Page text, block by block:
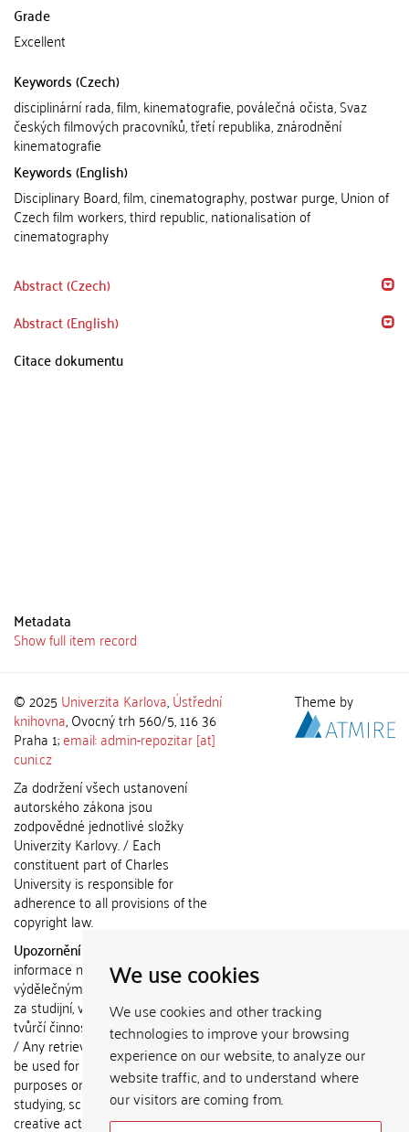
We use cookies
We use cookies and other tracking
technologies to improve your browsing
experience on our website, to analyze our
website traffic, and to understand where
our visitors are coming from.
Grade
Excellent
Keywords (Czech)
disciplinární rada, film, kinematografie, poválečná očista, Svaz
českých filmových pracovníků, třetí republika, znárodnění
kinematografie
Keywords (English)
Disciplinary Board, film, cinematography, postwar purge, Union of
Czech film workers, third republic, nationalisation of
cinematography
Abstract (Czech)
Abstract (English)
Citace dokumentu
Metadata
Show full item record
© 2025 Univerzita Karlova,Ústřední
knihovna, Ovocný trh 560/5, 116 36
Praha 1;email: admin-repozitar [at]
cuni.cz
Za dodržení všech ustanovení
autorského zákona jsou
zodpovědné jednotlivé složky
Univerzity Karlovy. / Each
constituent part of Charles
University is responsible for
adherence to all provisions of the
copyright law.
Upozornění / Notice:
informace nemohou být použity k
výdělečným účelům nebo vydávány
za studijní, vědeckou nebo jinou
tvůrčí činnost jiné osoby než autora.
/ Any retrieved information shall not
be used for any commercial
purposes or claimed as results of
studying, scientific or any other
creative activities of any person
Theme by